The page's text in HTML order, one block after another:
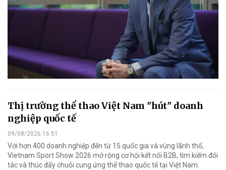
Thị trường thể thao Việt Nam "hút" doanh
nghiệp quốc tế
09/08/2026 16:51
Với hơn 400 doanh nghiệp đến từ 15 quốc gia và vùng lãnh thổ,
Vietnam Sport Show 2026 mở rộng cơ hội kết nối B2B, tìm kiếm đối
tác và thúc đẩy chuỗi cung ứng thể thao quốc tế tại Việt Nam.